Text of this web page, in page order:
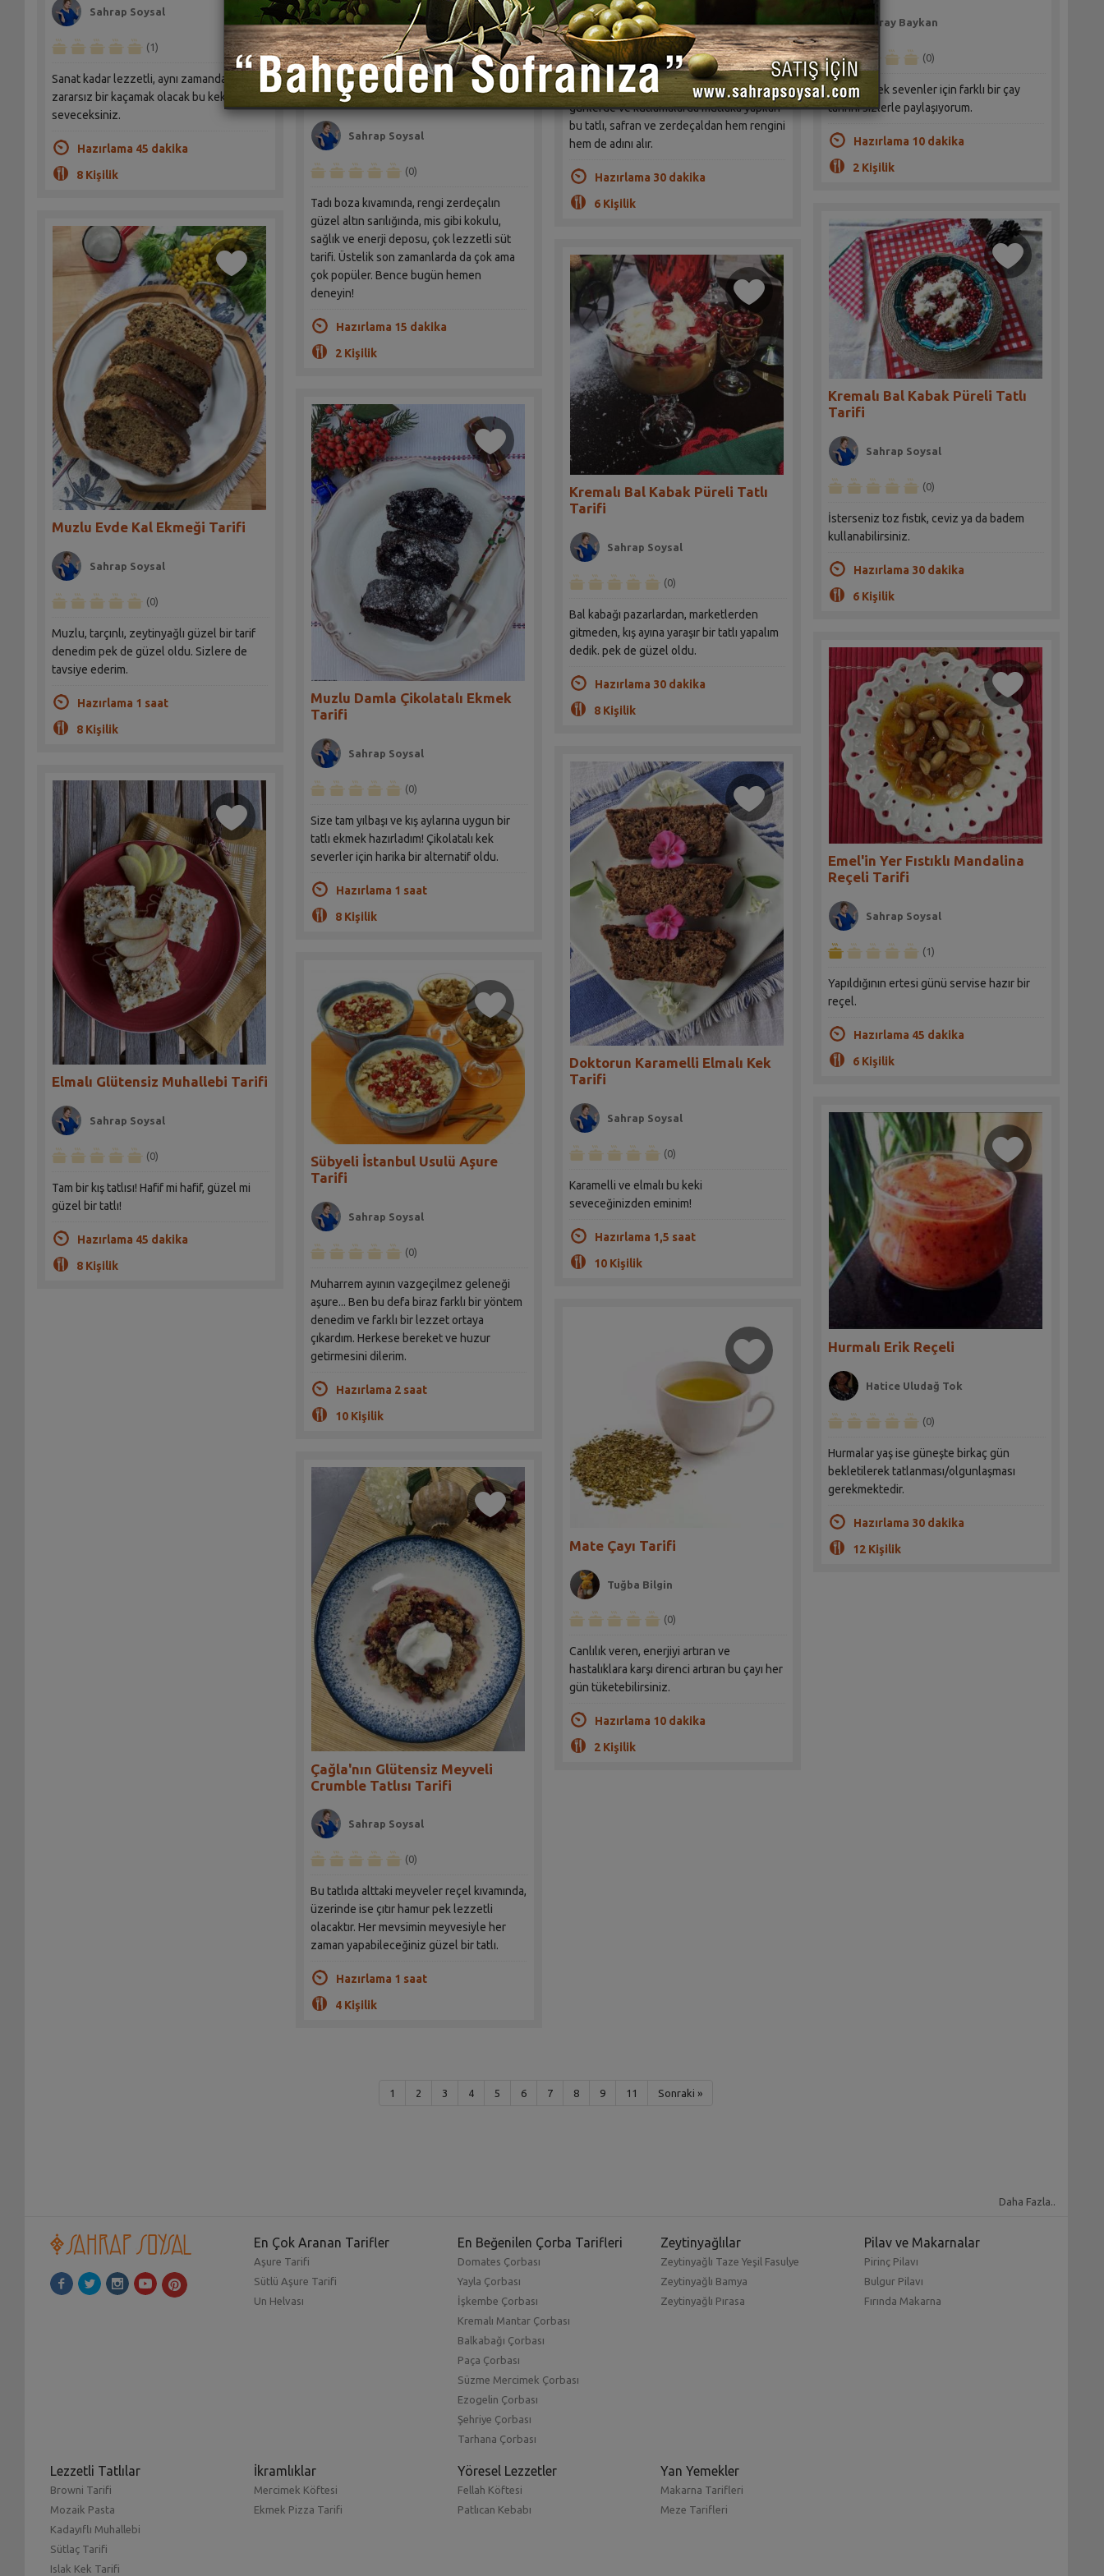
Sahrap Soysal
(1)
Sanat kadar lezzetli, aynı zamanda
zararsız bir kaçamak olacak bu keki
seveceksiniz.
Hazırlama 45 dakika
8 Kişilik
Muzlu Evde Kal Ekmeği Tarifi
Sahrap Soysal
(0)
Muzlu, tarçınlı, zeytinyağlı güzel bir tarif
denedim pek de güzel oldu. Sizlere de
tavsiye ederim.
Hazırlama 1 saat
8 Kişilik
Elmalı Glütensiz Muhallebi Tarifi
Sahrap Soysal
(0)
Tam bir kış tatlısı! Hafif mi hafif, güzel mi
güzel bir tatlı!
Hazırlama 45 dakika
8 Kişilik
Sahrap Usulü Golden Milk-Altın
Süt Tarifi
Sahrap Soysal
(0)
Tadı boza kıvamında, rengi zerdeçalın
güzel altın sarılığında, mis gibi kokulu,
sağlık ve enerji deposu, çok lezzetli süt
tarifi. Üstelik son zamanlarda da çok ama
çok popüler. Bence bugün hemen
deneyin!
Hazırlama 15 dakika
2 Kişilik
Muzlu Damla Çikolatalı Ekmek
Tarifi
Sahrap Soysal
(0)
Size tam yılbaşı ve kış aylarına uygun bir
tatlı ekmek hazırladım! Çikolatalı kek
severler için harika bir alternatif oldu.
Hazırlama 1 saat
8 Kişilik
Sübyeli İstanbul Usulü Aşure
Tarifi
Sahrap Soysal
(0)
Muharrem ayının vazgeçilmez geleneği
aşure... Ben bu defa biraz farklı bir yöntem
denedim ve farklı bir lezzet ortaya
çıkardım. Herkese bereket ve huzur
getirmesini dilerim.
Hazırlama 2 saat
10 Kişilik
Çağla'nın Glütensiz Meyveli
Crumble Tatlısı Tarifi
Sahrap Soysal
(0)
Bu tatlıda alttaki meyveler reçel kıvamında,
üzerinde ise çıtır hamur pek lezzetli
olacaktır. Her mevsimin meyvesiyle her
zaman yapabileceğiniz güzel bir tatlı.
Hazırlama 1 saat
4 Kişilik
Sahrap Soysal
(0)
Osmanlı saray mutfağının özel
reçetelerinden biridir Zerde . Özel
günlerde ve kutlamalarda mutlaka yapılan
bu tatlı, safran ve zerdeçaldan hem rengini
hem de adını alır.
Hazırlama 30 dakika
6 Kişilik
Kremalı Bal Kabak Püreli Tatlı
Tarifi
Sahrap Soysal
(0)
Bal kabağı pazarlardan, marketlerden
gitmeden, kış ayına yaraşır bir tatlı yapalım
dedik. pek de güzel oldu.
Hazırlama 30 dakika
8 Kişilik
Doktorun Karamelli Elmalı Kek
Tarifi
Sahrap Soysal
(0)
Karamelli ve elmalı bu keki
seveceğinizden eminim!
Hazırlama 1,5 saat
10 Kişilik
Mate Çayı Tarifi
Tuğba Bilgin
(0)
Canlılık veren, enerjiyi artıran ve
hastalıklara karşı direnci artıran bu çayı her
gün tüketebilirsiniz.
Hazırlama 10 dakika
2 Kişilik
Seray Baykan
(0)
Sıcak içecek sevenler için farklı bir çay
tarifini sizlerle paylaşıyorum.
Hazırlama 10 dakika
2 Kişilik
Kremalı Bal Kabak Püreli Tatlı
Tarifi
Sahrap Soysal
(0)
İsterseniz toz fıstık, ceviz ya da badem
kullanabilirsiniz.
Hazırlama 30 dakika
6 Kişilik
Emel'in Yer Fıstıklı Mandalina
Reçeli Tarifi
Sahrap Soysal
(1)
Yapıldığının ertesi günü servise hazır bir
reçel.
Hazırlama 45 dakika
6 Kişilik
Hurmalı Erik Reçeli
Hatice Uludağ Tok
(0)
Hurmalar yaş ise güneşte birkaç gün
bekletilerek tatlanması/olgunlaşması
gerekmektedir.
Hazırlama 30 dakika
12 Kişilik
1 2 3 4 5 6 7 8 9 11 Sonraki »
Daha Fazla..
En Çok Aranan Tarifler
Aşure Tarifi
Sütlü Aşure Tarifi
Un Helvası
En Beğenilen Çorba Tarifleri
Domates Çorbası
Yayla Çorbası
İşkembe Çorbası
Kremalı Mantar Çorbası
Balkabağı Çorbası
Paça Çorbası
Süzme Mercimek Çorbası
Ezogelin Çorbası
Şehriye Çorbası
Tarhana Çorbası
Zeytinyağlılar
Zeytinyağlı Taze Yeşil Fasulye
Zeytinyağlı Bamya
Zeytinyağlı Pırasa
Pilav ve Makarnalar
Pirinç Pilavı
Bulgur Pilavı
Fırında Makarna
Lezzetli Tatlılar
Browni Tarifi
Mozaik Pasta
Kadayıflı Muhallebi
Sütlaç Tarifi
Islak Kek Tarifi
İkramlıklar
Mercimek Köftesi
Ekmek Pizza Tarifi
Yöresel Lezzetler
Fellah Köftesi
Patlıcan Kebabı
Yan Yemekler
Makarna Tarifleri
Meze Tarifleri